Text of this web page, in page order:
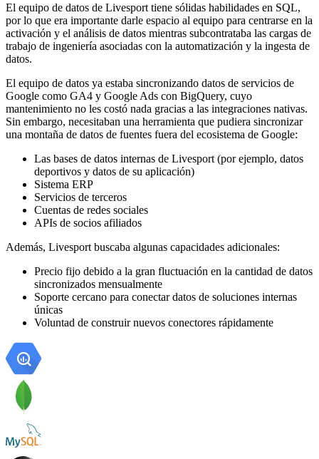
El equipo de datos de Livesport tiene sólidas habilidades en SQL,
por lo que era importante darle espacio al equipo para centrarse en la
activación y el análisis de datos mientras subcontrataba las cargas de
trabajo de ingeniería asociadas con la automatización y la ingesta de
datos.
El equipo de datos ya estaba sincronizando datos de servicios de
Google como GA4 y Google Ads con BigQuery, cuyo
mantenimiento no les costó nada gracias a las integraciones nativas.
Sin embargo, necesitaban una herramienta que pudiera sincronizar
una montaña de datos de fuentes fuera del ecosistema de Google:
Las bases de datos internas de Livesport (por ejemplo, datos
deportivos y datos de su aplicación)
Sistema ERP
Servicios de terceros
Cuentas de redes sociales
APIs de socios afiliados
Además, Livesport buscaba algunas capacidades adicionales:
Precio fijo debido a la gran fluctuación en la cantidad de datos
sincronizados mensualmente
Soporte cercano para conectar datos de soluciones internas
únicas
Voluntad de construir nuevos conectores rápidamente